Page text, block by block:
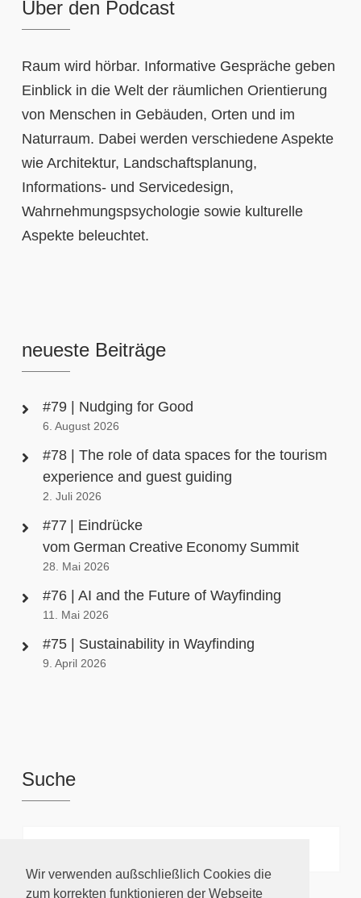
Über den Podcast
Raum wird hörbar. Informative Gespräche geben
Einblick in die Welt der räumlichen Orientierung
von Menschen in Gebäuden, Orten und im
Naturraum. Dabei werden verschiedene Aspekte
wie Architektur, Landschaftsplanung,
Informations- und Servicedesign,
Wahrnehmungspsychologie sowie kulturelle
Aspekte beleuchtet.
neueste Beiträge
#79 | Nudging for Good
6. August 2026
#78 | The role of data spaces for the tourism
experience and guest guiding
2. Juli 2026
#77 | Eindrücke
vom German Creative Economy Summit
28. Mai 2026
#76 | AI and the Future of Wayfinding
11. Mai 2026
#75 | Sustainability in Wayfinding
9. April 2026
Suche
Wir verwenden außschließlich Cookies die
zum korrekten funktionieren der Webseite